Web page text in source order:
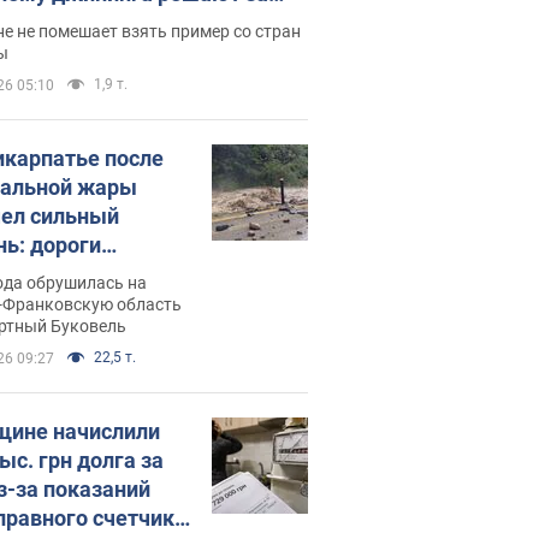
не помешает взять пример со стран
05:10 1,9 т.
после
жары
сильный
дороги
в реки.
обрушилась на
область
Буковель
09:27 22,5 т.
начислили
грн долга за
за показаний
счетчика: